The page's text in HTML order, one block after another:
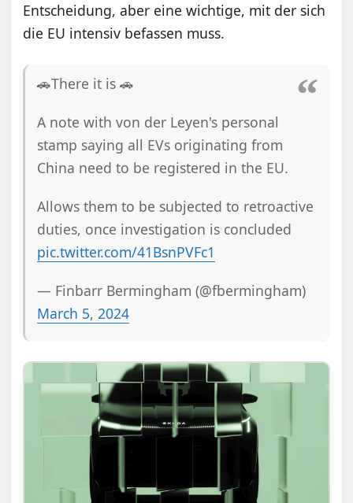
Entscheidung, aber eine wichtige, mit der sich
die EU intensiv befassen muss.
🚗There it is 🚗
A note with von der Leyen's personal
stamp saying all EVs originating from
China need to be registered in the EU.
Allows them to be subjected to retroactive
duties, once investigation is concluded
pic.twitter.com/41BsnPVFc1
— Finbarr Bermingham (@fbermingham)
March 5, 2024